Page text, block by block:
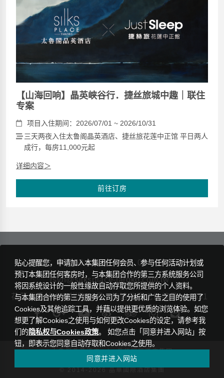
【山海回响】晶英峡谷行．捷丝旅城中趣｜联住
专案
项目入住期间：2026/07/01 ~ 2026/10/31
三天两夜入住太鲁阁晶英酒店、捷丝旅花莲中正馆 平日两人
成行，每房11,000元起
详细内容＞
前往订房
TEL：03-869-1155
FAX：03-869-1160
rsvn@silksplace-taroko.com.tw
花莲县秀林乡天祥路18号
旅馆业登记证编号： 1551
太鲁阁晶英酒店 |
晶华国际酒店集团
隐私权条款
© 2014-2026 晶華國際酒店集團
贴心提醒您，申请加入本集团任何会员、参与任何活动计划或
预订本集团任何客房时，与本集团合作的第三方系统服务公司
将因系统设计的一般性缘故自动存取您所提供的个人资料。
与本集团合作的第三方服务公司为了分析和广告之目的使用了
Cookies及其他追踪工具，并藉以提供更优质的浏览体验。如您
想更了解Cookies之使用与如何更改Cookies的设定，请参考我
们的隐私权与Cookies政策。 如您点击「同意并进入网站」按
钮，即表示您同意自动存取和Cookies之使用。
同意并进入网站